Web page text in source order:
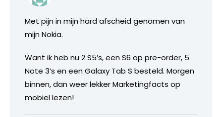
Met pijn in mijn hard afscheid genomen van
mijn Nokia.
Want ik heb nu 2 S5’s, een S6 op pre-order, 5
Note 3’s en een Galaxy Tab S besteld. Morgen
binnen, dan weer lekker Marketingfacts op
mobiel lezen!